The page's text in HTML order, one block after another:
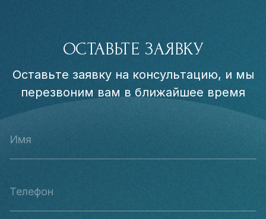
ОСТАВЬТЕ ЗАЯВКУ
Оставьте заявку на консультацию, и мы
перезвоним вам в ближайшее время